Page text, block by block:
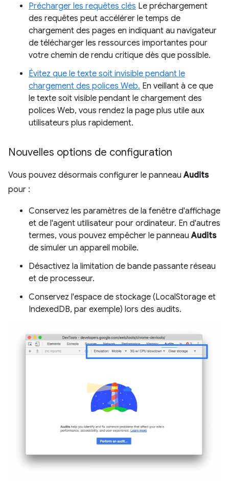
Précharger les requêtes clés Le préchargement
des requêtes peut accélérer le temps de
chargement des pages en indiquant au navigateur
de télécharger les ressources importantes pour
votre chemin de rendu critique dès que possible.
Évitez que le texte soit invisible pendant le
chargement des polices Web. En veillant à ce que
le texte soit visible pendant le chargement des
polices Web, vous rendez la page plus utile aux
utilisateurs plus rapidement.
Nouvelles options de configuration
Vous pouvez désormais configurer le panneauAudits
pour :
Conservez les paramètres de la fenêtre d'affichage
et de l'agent utilisateur pour ordinateur. En d'autres
termes, vous pouvez empêcher le panneauAudits
de simuler un appareil mobile.
Désactivez la limitation de bande passante réseau
et de processeur.
Conservez l'espace de stockage (LocalStorage et
IndexedDB, par exemple) lors des audits.